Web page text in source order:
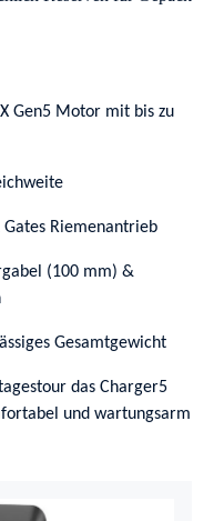
Gen5 Motor mit bis zu
Riemenantrieb
(100 mm) &
Gesamtgewicht
das Charger5
und wartungsarm